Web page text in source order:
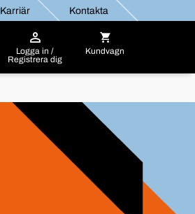
Karriär Kontakta
Logga in /
Registrera dig
Kundvagn